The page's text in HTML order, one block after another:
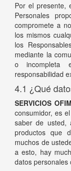
Por el presente,
Personales
compromete a
los mismos
los
mediante la
o incompleta
responsabilidad
4.1 ¿Qué
SERVICIOS
consumidor, es
saber de usted,
productos que
muchos de
a esto, hay
datos personales